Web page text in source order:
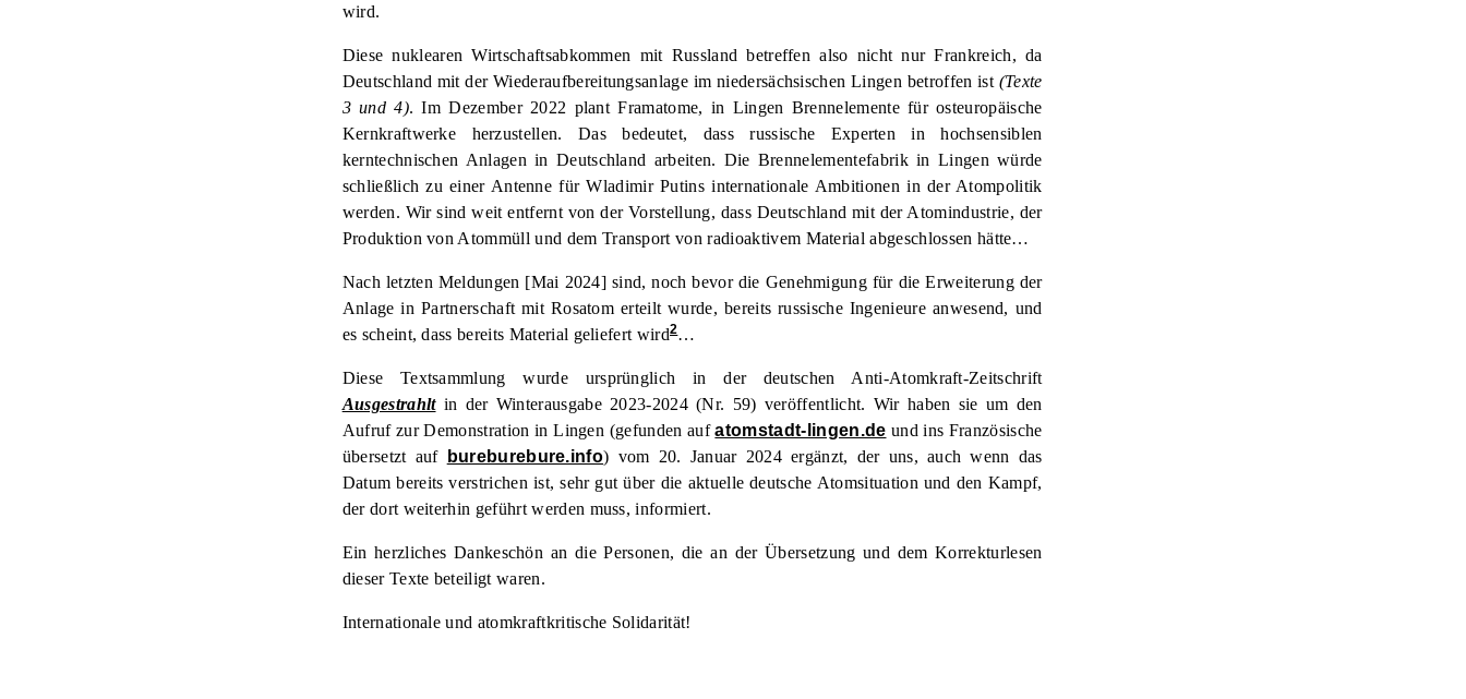
wird.
Diese nuklearen Wirtschaftsabkommen mit Russland betreffen also nicht nur Frankreich, da
Deutschland mit der Wiederaufbereitungsanlage im niedersächsischen Lingen betroffen ist (Texte
3 und 4). Im Dezember 2022 plant Framatome, in Lingen Brennelemente für osteuropäische
Kernkraftwerke herzustellen. Das bedeutet, dass russische Experten in hochsensiblen
kerntechnischen Anlagen in Deutschland arbeiten. Die Brennelementefabrik in Lingen würde
schließlich zu einer Antenne für Wladimir Putins internationale Ambitionen in der Atompolitik
werden. Wir sind weit entfernt von der Vorstellung, dass Deutschland mit der Atomindustrie, der
Produktion von Atommüll und dem Transport von radioaktivem Material abgeschlossen hätte…
Nach letzten Meldungen [Mai 2024] sind, noch bevor die Genehmigung für die Erweiterung der
Anlage in Partnerschaft mit Rosatom erteilt wurde, bereits russische Ingenieure anwesend, und
es scheint, dass bereits Material geliefert wird2…
Diese Textsammlung wurde ursprünglich in der deutschen Anti-Atomkraft-Zeitschrift
Ausgestrahltin der Winterausgabe 2023-2024 (Nr. 59) veröffentlicht. Wir haben sie um den
Aufruf zur Demonstration in Lingen (gefunden aufatomstadt-lingen.de und ins Französische
übersetzt auf
bureburebure.info) vom 20. Januar 2024 ergänzt, der uns, auch wenn das
Datum bereits verstrichen ist, sehr gut über die aktuelle deutsche Atomsituation und den Kampf,
der dort weiterhin geführt werden muss, informiert.
Ein herzliches Dankeschön an die Personen, die an der Übersetzung und dem Korrekturlesen
dieser Texte beteiligt waren.
Internationale und atomkraftkritische Solidarität!